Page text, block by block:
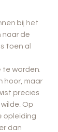
bij het
naar de
toen al
worden.
hoor, maar
precies
Op
opleiding
dan